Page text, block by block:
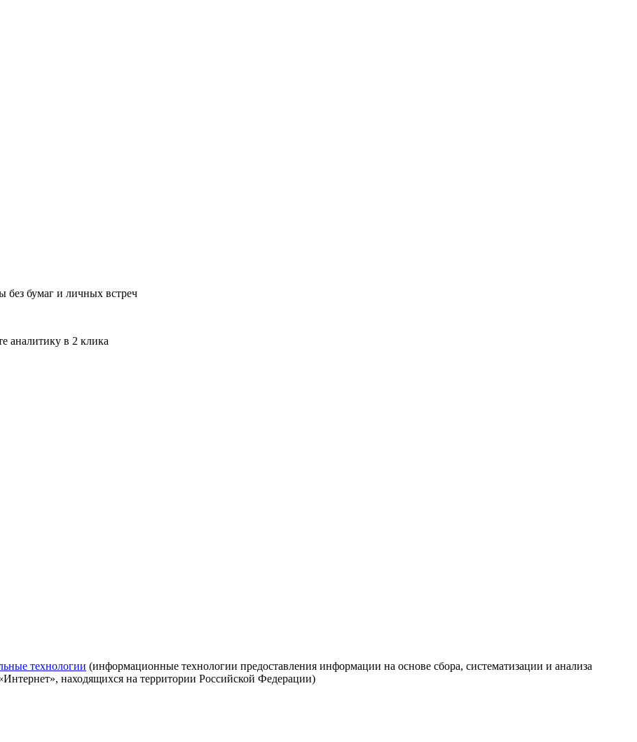
без бумаг и личных встреч
аналитику в 2 клика
технологии (информационные технологии предоставления информации на основе сбора, систематизации и анализа
находящихся на территории Российской Федерации)